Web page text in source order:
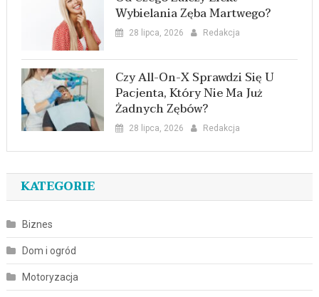
Wybielania Zęba Martwego?
28 lipca, 2026 Redakcja
Czy All-On-X Sprawdzi Się U
Pacjenta, Który Nie Ma Już
Żadnych Zębów?
28 lipca, 2026 Redakcja
KATEGORIE
Biznes
Dom i ogród
Motoryzacja